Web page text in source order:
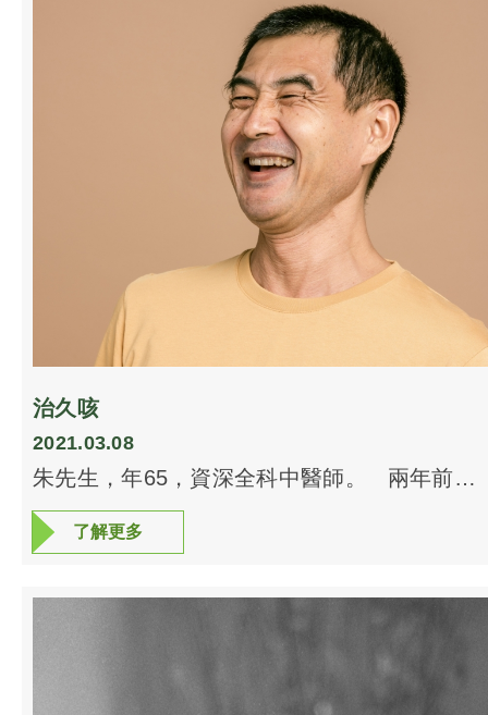
美，係萬中無一。一般人到中年要不是軟骨勞
損，脊柱輕微彎側，就是生骨刺。若不痛，就
不會去檢查，一檢查就會把不是問題的小事變
成大問題。 好多人年紀大腰腿痛，會第一時
間去看骨科，可能這是錯誤的。很多長期痛症
之所以長痛難癒，根本與骨頭無關。要知道
「人若陽氣不足，督脈空虛，肝脾腎失調，微
循環不良」必定會這裡痛那裡痛。遇著這種情
況，只要陽氣足，經絡通，椎間管道可以由他
繼續狹窄，骨刺可以繼續存在，但不會影響生
活質素。 如此簡單的養生道理都不懂得，便
白白養醫生。
筋膜便會發炎。艾灸腳底，刺激腎經起點「湧
泉穴」發揮「引血歸源」的作用，加上全身艾
灸，溫腎補陽，微循環得到改善，腳底筋膜便
自然消炎止痛，不藥而癒。 吳女士於是天天
來做艾灸，有時間就做全身艾灸，無時間就淨
做腳底艾灸，連續做了一個多月，終於有「灸
感」，覺得有一道暖流從腰部沿後腿直沖腳
底。從此刻開始，再沒有腳痛。 當時吳女士
沒有告訴我們她素來有血壓低及睡眠質素欠佳
的老問題，在那一個多月的艾灸理療過程中，
吳女士發現有意外收獲，就是血壓漸趨正常水
平，下班後做艾灸可以令疲勞盡消，晚上睡得
受，所以縱使腳底筋膜炎完全康復了，還堅持
每週來艾灸兩三次，人越來越容光煥發。 根
據吳女士所述，很多不見多年的親友，最近再
見面都說嚇了一驚，怎麼看來還年青過幾年
前。 艾灸是中國傳統民間醫術的精髓，西醫
就從來不會用「引血歸源」的方法去治療足底
治久咳
2021.03.08
朱先生，年65，資深全科中醫師。 兩年前，
不慎被風寒入侵，之後咳嗽停不了，寒痰阻
肺，呼吸不暢。長期服藥及自行針灸均無助病
力皆無法應付工作，能醫不自醫，無奈唯有收
山去也。 月前聽聞「灸出健康中心」設有
「溫灸養生床」，可溫通任督二脈，補充陽
氣，驅寒排毒，遂來一試。經過50分鐘全身溫
了解更多
了解更多